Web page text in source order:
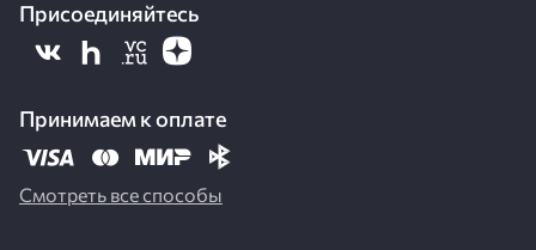
Присоединяйтесь
Принимаем к оплате
Смотреть все способы